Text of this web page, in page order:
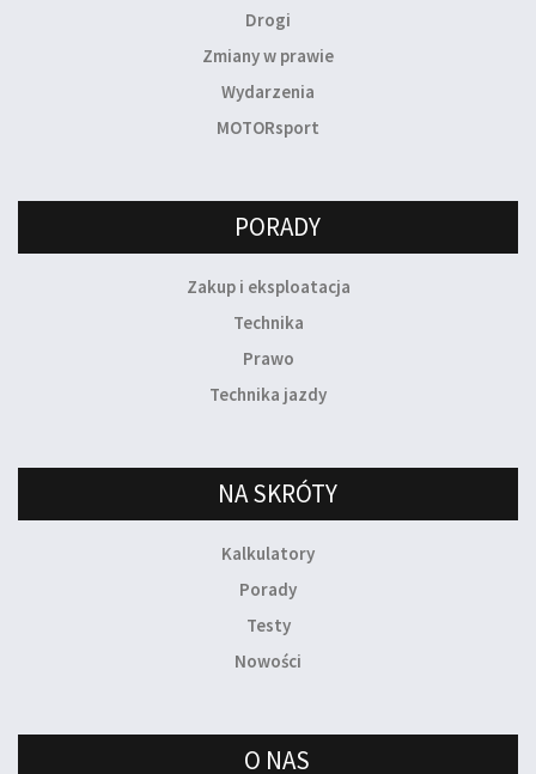
Drogi
Zmiany w prawie
Wydarzenia
MOTORsport
PORADY
Zakup i eksploatacja
Technika
Prawo
Technika jazdy
NA SKRÓTY
Kalkulatory
Porady
Testy
Nowości
O NAS